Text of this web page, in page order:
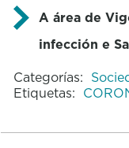
A área de
infección e
Categorías:
Etiquetas: